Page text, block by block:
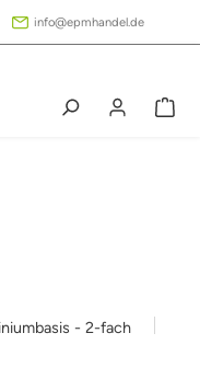
info@epmhandel.de